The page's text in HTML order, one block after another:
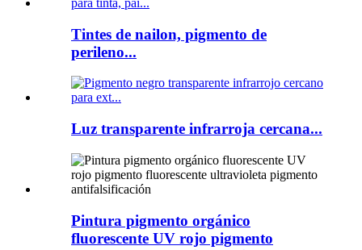
Tintes de nailon, pigmento de
perileno...
Luz transparente infrarroja cercana...
Pintura pigmento orgánico
fluorescente UV rojo pigmento